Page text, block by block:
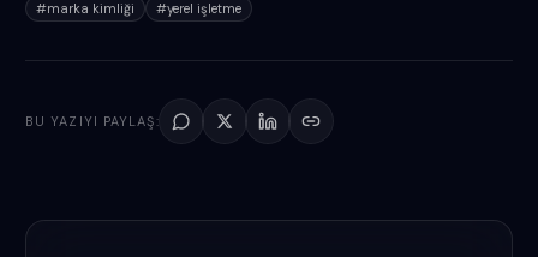
#marka kimliği #yerel işletme
BU YAZIYI PAYLAŞ: